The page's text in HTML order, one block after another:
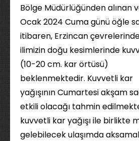
Bölge Müdürlüğünden alınan
Ocak 2024 Cuma günü öğle
itibaren, Erzincan
ilimizin doğu kesimlerinde
(10-20 cm. kar örtüsü)
beklenmektedir. Kuvvetli kar
yağışının Cumartesi akşam
etkili olacağı tahmin
kuvvetli kar yağışı ile birlikte
gelebilecek ulaşımda